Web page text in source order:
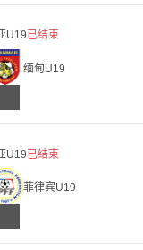
U19已结束
缅甸U19
U19已结束
菲律宾U19